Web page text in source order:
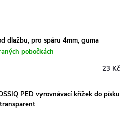
dlažbu, pro spáru 4mm, guma
pobočkách
23 Kč
PED vyrovnávací křížek do písku